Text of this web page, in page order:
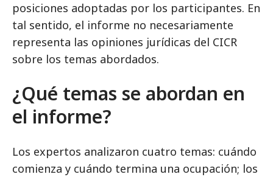
posiciones adoptadas por los participantes. En
tal sentido, el informe no necesariamente
representa las opiniones jurídicas del CICR
sobre los temas abordados.
¿Qué temas se abordan en
el informe?
Los expertos analizaron cuatro temas: cuándo
comienza y cuándo termina una ocupación; los